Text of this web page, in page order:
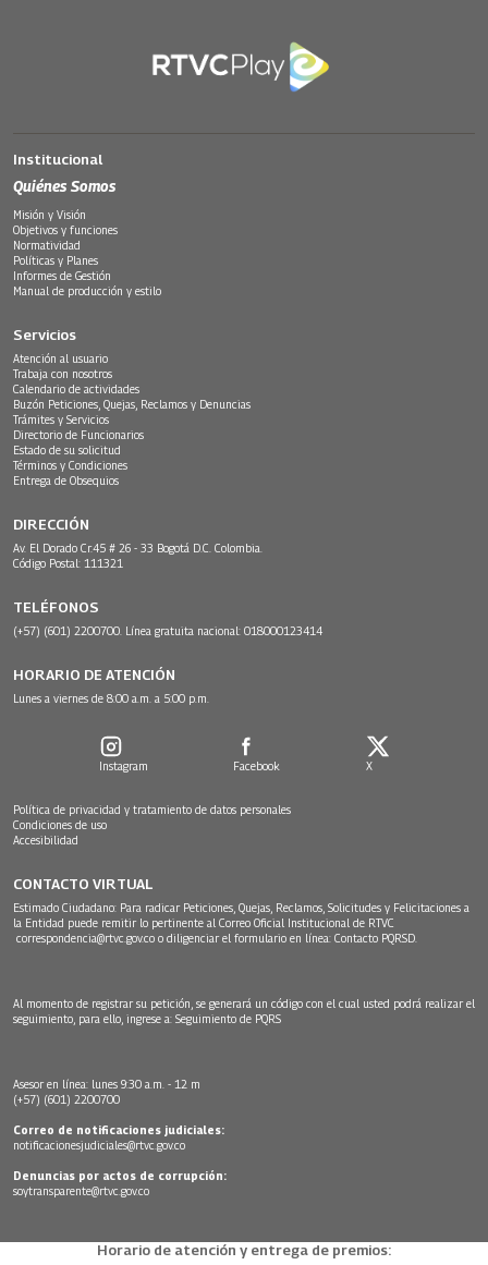
Institucional
Quiénes Somos
Misión y Visión
Objetivos y funciones
Normatividad
Políticas y Planes
Informes de Gestión
Manual de producción y estilo
Servicios
Atención al usuario
Trabaja con nosotros
Calendario de actividades
Buzón Peticiones, Quejas, Reclamos y Denuncias
Trámites y Servicios
Directorio de Funcionarios
Estado de su solicitud
Términos y Condiciones
Entrega de Obsequios
DIRECCIÓN
Av. El Dorado Cr.45 # 26 - 33 Bogotá D.C. Colombia.
Código Postal: 111321
TELÉFONOS
(+57) (601) 2200700. Línea gratuita nacional: 018000123414
HORARIO DE ATENCIÓN
Lunes a viernes de 8:00 a.m. a 5:00 p.m.
Instagram Facebook X
Política de privacidad y tratamiento de datos personales
Condiciones de uso
Accesibilidad
CONTACTO VIRTUAL
Estimado Ciudadano: Para radicar Peticiones, Quejas, Reclamos, Solicitudes y Felicitaciones a
la Entidad puede remitir lo pertinente al Correo Oficial Institucional de RTVC
correspondencia@rtvc.gov.co o diligenciar el formulario en línea: Contacto PQRSD.
Al momento de registrar su petición, se generará un código con el cual usted podrá realizar el
seguimiento, para ello, ingrese a: Seguimiento de PQRS
Asesor en línea: lunes 9:30 a.m. - 12 m
(+57) (601) 2200700
Correo de notificaciones judiciales:
notificacionesjudiciales@rtvc.gov.co
Denuncias por actos de corrupción:
soytransparente@rtvc.gov.co
Horario de atención y entrega de premios: